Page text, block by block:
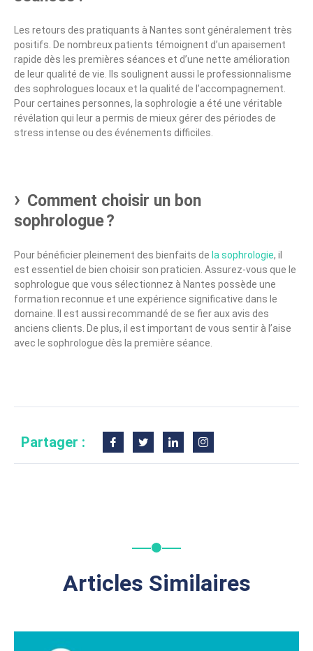
Les retours des pratiquants à Nantes sont généralement très
positifs. De nombreux patients témoignent d’un apaisement
rapide dès les premières séances et d’une nette amélioration
de leur qualité de vie. Ils soulignent aussi le professionnalisme
des sophrologues locaux et la qualité de l’accompagnement.
Pour certaines personnes, la sophrologie a été une véritable
révélation qui leur a permis de mieux gérer des périodes de
stress intense ou des événements difficiles.
Comment choisir un bon
sophrologue ?
Pour bénéficier pleinement des bienfaits de la sophrologie, il
est essentiel de bien choisir son praticien. Assurez-vous que le
sophrologue que vous sélectionnez à Nantes possède une
formation reconnue et une expérience significative dans le
domaine. Il est aussi recommandé de se fier aux avis des
anciens clients. De plus, il est important de vous sentir à l’aise
avec le sophrologue dès la première séance.
Partager :
Articles Similaires